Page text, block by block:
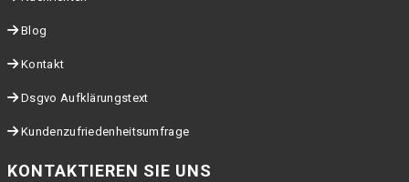
Blog
Kontakt
Dsgvo Aufklärungstext
Kundenzufriedenheitsumfrage
KONTAKTIEREN SIE UNS